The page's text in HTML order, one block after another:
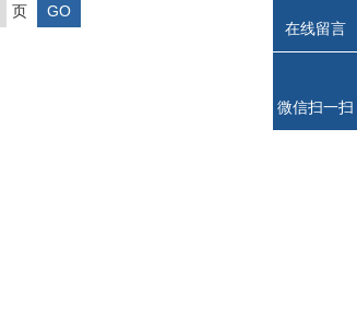
页
在线留言
微信扫一扫